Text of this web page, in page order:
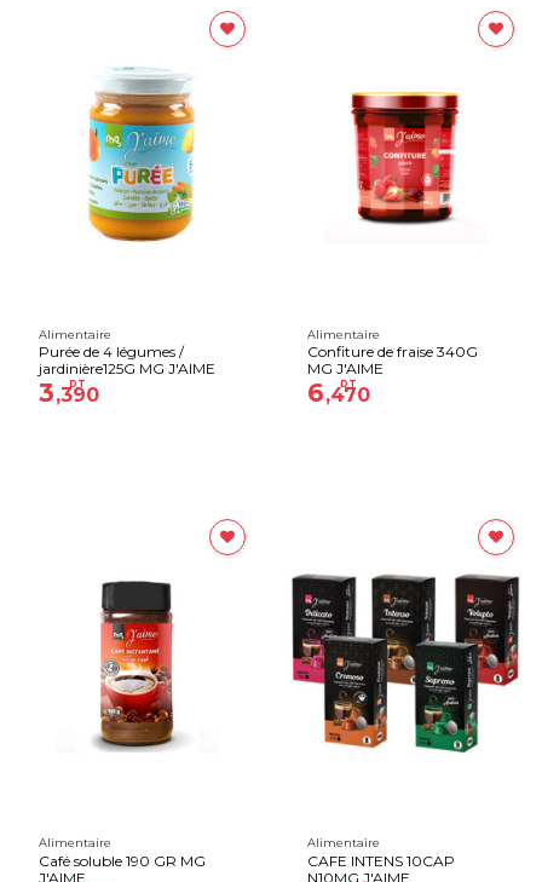
Alimentaire
Purée de 4 légumes /
jardinière125G MG J'AIME
3,390
DT
Alimentaire
Confiture de fraise 340G
MG J'AIME
6,470
DT
Alimentaire
Café soluble 190 GR MG
J'AIME
Alimentaire
CAFE INTENS 10CAP
N10MG J'AIME